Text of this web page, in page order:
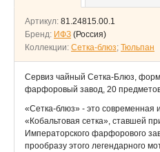
Артикул: 81.24815.00.1
Бренд: ИФЗ (Россия)
Коллекции: Сетка-блюз; Тюльпан
Сервиз чайный Сетка-Блюз,
фарфоровый завод, 20
«Сетка-блюз» - это современная
«Кобальтовая сетка», ставшей
Императорского фарфорового
прообразу этого легендарного